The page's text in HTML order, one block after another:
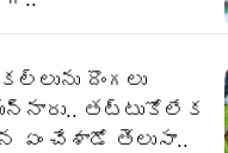
కల్లును దొంగలు
తట్టుకోలేక
ఏం చేశాడో తెలుసా..